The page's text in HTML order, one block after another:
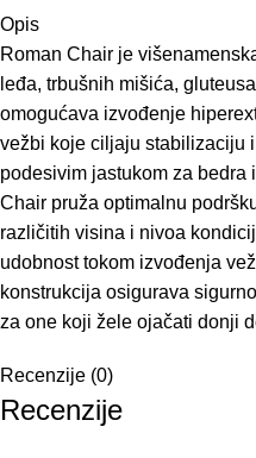
Opis
Roman Chair je
leđa, trbušnih mišića,
omogućava izvođenje
vežbi koje ciljaju stabilizaciju
podesivim jastukom za bedra
Chair pruža optimalnu
različitih visina i nivoa
udobnost tokom izvođenja
konstrukcija osigurava
za one koji žele ojačati donji
Recenzije (0)
Recenzije